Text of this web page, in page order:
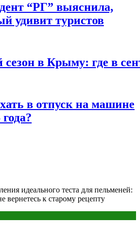
“РГ” выяснила,
удивит туристов
в Крыму: где в
в отпуск на машине
идеального теста для пельменей:
вернетесь к старому рецепту